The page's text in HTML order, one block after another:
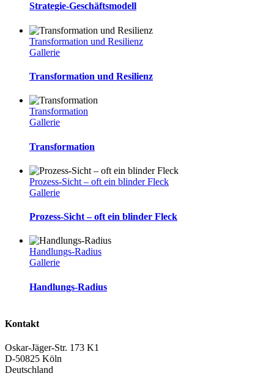
Strategie-Geschäftsmodell
Transformation und Resilienz
Gallerie
Transformation und Resilienz
Transformation
Gallerie
Transformation
Prozess-Sicht – oft ein blinder Fleck
Gallerie
Prozess-Sicht – oft ein blinder Fleck
Handlungs-Radius
Gallerie
Handlungs-Radius
Kontakt
Oskar-Jäger-Str. 173 K1
D-50825 Köln
Deutschland